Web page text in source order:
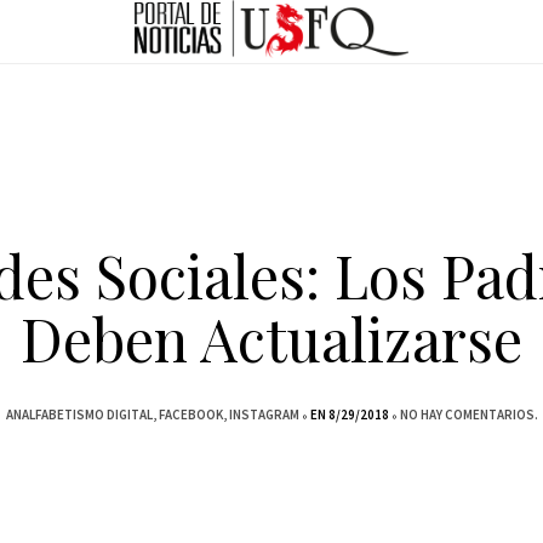
Sociales: Los
Deben Actualizarse
ANALFABETISMO DIGITAL FACEBOOK INSTAGRAM EN 8/29/2018 NO HAY COMENTARIOS.